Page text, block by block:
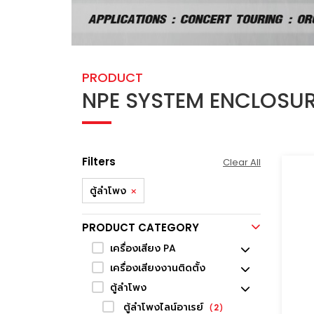
PRODUCT
NPE SYSTEM
Filters Clear All
ตู้ลำโพง
PRODUCT CATEGORY
เครื่องเสียง PA
เครื่องเสียงงานติดตั้ง
ตู้ลำโพง
ตู้ลำโพงไลน์อาเรย์
2